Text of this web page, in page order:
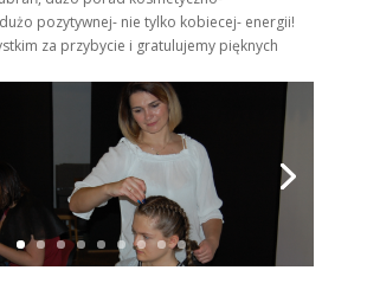
pozytywnej- nie tylko kobiecej- energii!
za przybycie i gratulujemy pięknych